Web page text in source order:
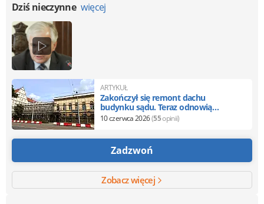
Dziś nieczynne więcej
ARTYKUŁ
Zakończył się remont dachu
budynku sądu. Teraz odnowią
elewację
10 czerwca 2026(55opinii)
Zadzwoń
Zobacz więcej